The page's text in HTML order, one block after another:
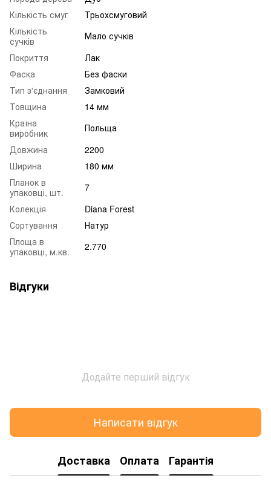
Кількість смуг
Трьохсмуговий
Кількість
сучків
Мало сучків
Покриття
Лак
Фаска
Без фаски
Тип з'єднання
Замковий
Товщина
14 мм
Країна
виробник
Польща
Довжина
2200
Ширина
180 мм
Планок в
упаковці, шт.
7
Колекція
Diana Forest
Сортування
Натур
Площа в
упаковці, м.кв.
2.770
Відгуки
Додайте перший відгук
Написати відгук
Доставка Оплата Гарантія